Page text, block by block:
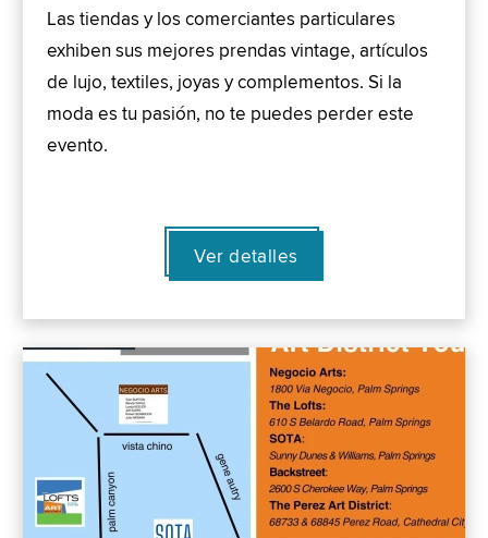
Las tiendas y los comerciantes particulares
exhiben sus mejores prendas vintage, artículos
de lujo, textiles, joyas y complementos. Si la
moda es tu pasión, no te puedes perder este
evento.
Ver detalles